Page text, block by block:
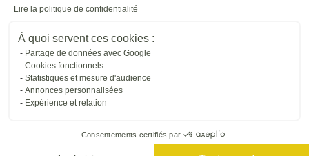
Lire la politique de confidentialité
À quoi servent ces cookies :
Partage de données avec Google
Cookies fonctionnels
Statistiques et mesure d'audience
Annonces personnalisées
Expérience et relation
Consentements certifiés par
Dépôt CNIL N°VCY0350815H